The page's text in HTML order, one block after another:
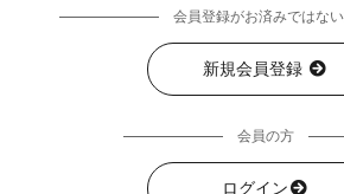
会員登録がお済みではな
新規会員登録
会員の方
ログイン